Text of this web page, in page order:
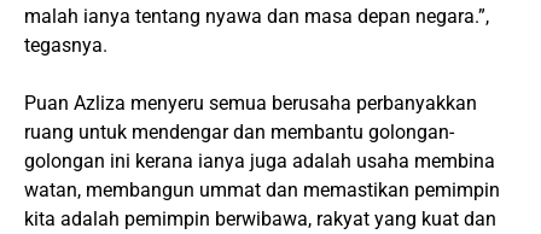
malah ianya tentang nyawa dan masa depan negara.”,
tegasnya.
Puan Azliza menyeru semua berusaha perbanyakkan
ruang untuk mendengar dan membantu golongan-
golongan ini kerana ianya juga adalah usaha membina
watan, membangun ummat dan memastikan pemimpin
kita adalah pemimpin berwibawa, rakyat yang kuat dan